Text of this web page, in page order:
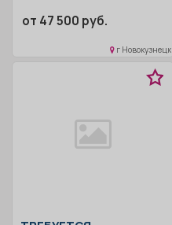
различными
от 47 500 руб.
г Новокузнецк